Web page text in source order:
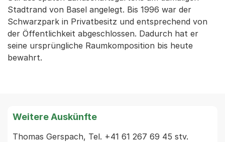
Stadtrand von Basel angelegt. Bis 1996 war der
Schwarzpark in Privatbesitz und entsprechend von
der Öffentlichkeit abgeschlossen. Dadurch hat er
seine ursprüngliche Raumkomposition bis heute
bewahrt.
Weitere Auskünfte
Thomas Gerspach, Tel. +41 61 267 69 45 stv.